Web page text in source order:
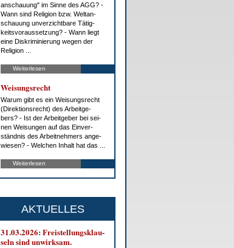
an­schau­ung" im Sin­ne des AGG? -
Wann sind Re­li­gi­on bzw. Welt­an­
schau­ung un­ver­zicht­ba­re Tä­tig­
keits­vor­aus­set­zung? - Wann liegt
ei­ne Dis­kri­mi­nie­rung we­gen der
Re­li­gi­on ...
Weiterlesen
Wei­sungs­recht
War­um gibt es ein Wei­sungs­recht
(Di­rek­ti­ons­recht) des Ar­beit­ge­
bers? - Ist der Ar­beit­ge­ber bei sei­
nen Wei­sun­gen auf das Ein­ver­
ständ­nis des Ar­beit­neh­mers an­ge­
wie­sen? - Wel­chen In­halt hat das ...
Weiterlesen
AKTUELLES
31.03.2026: Frei­stel­lungs­klau­
seln sind un­wirk­sam.